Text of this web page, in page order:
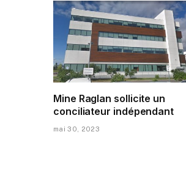
Mine Raglan sollicite un
conciliateur indépendant
mai 30, 2023